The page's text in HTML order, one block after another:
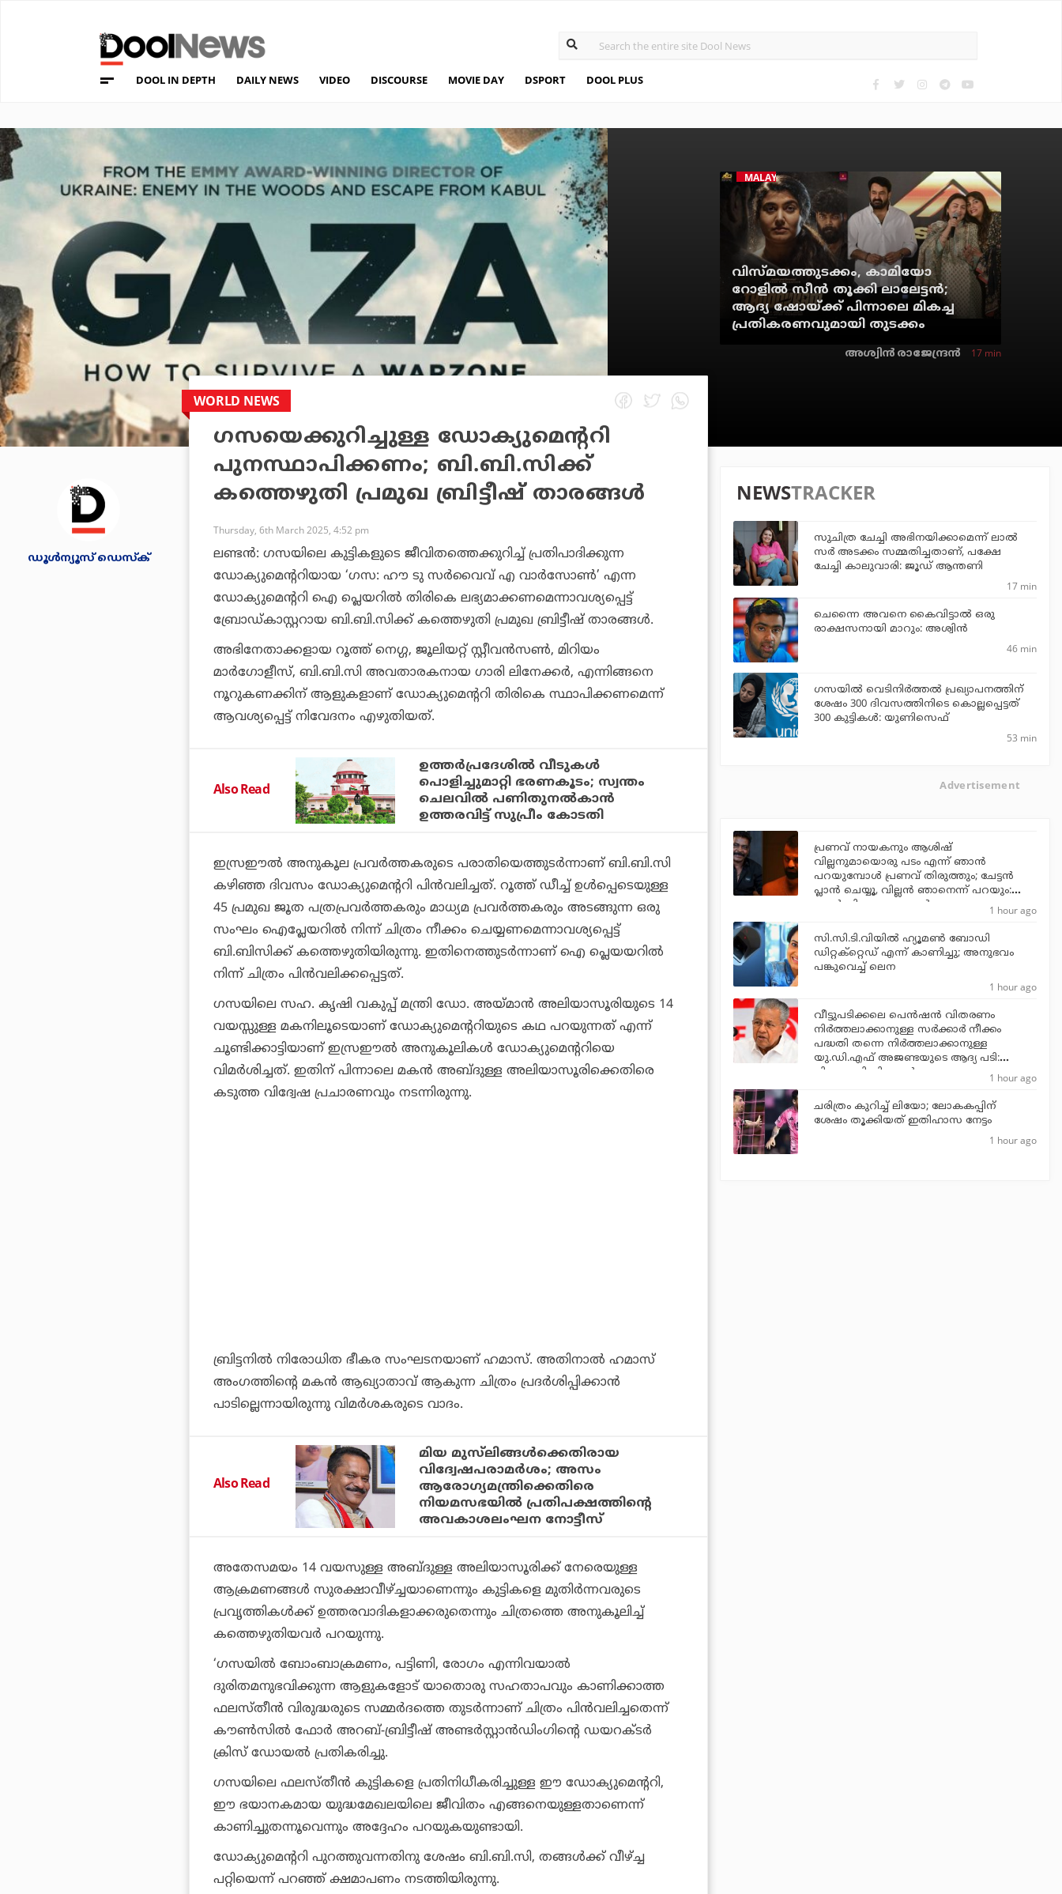
DOOL IN DEPTH DAILY NEWS VIDEO DISCOURSE MOVIE DAY DSPORT DOOL PLUS
MALAYALAM CINEMA
വിസ്മയത്തുടക്കം, കാമിയോ
റോളില്‍ സീന്‍ തൂക്കി ലാലേട്ടന്‍;
ആദ്യ ഷോയ്ക്ക് പിന്നാലെ മികച്ച
പ്രതികരണവുമായി തുടക്കം
അശ്വിന്‍ രാജേന്ദ്രന്‍ 17 min
ഡൂള്‍ന്യൂസ് ഡെസ്‌ക്
WORLD NEWS
ഗസയെക്കുറിച്ചുള്ള ഡോക്യുമെന്ററി
പുനസ്ഥാപിക്കണം; ബി.ബി.സിക്ക്
കത്തെഴുതി പ്രമുഖ ബ്രിട്ടീഷ് താരങ്ങള്‍
Thursday, 6th March 2025, 4:52 pm
ലണ്ടന്‍: ഗസയിലെ കുട്ടികളുടെ ജീവിതത്തെക്കുറിച്ച് പ്രതിപാദിക്കുന്ന
ഡോക്യുമെന്ററിയായ ‘ഗസ: ഹൗ ടു സര്‍വൈവ് എ വാര്‍സോണ്‍’ എന്ന
ഡോക്യുമെന്ററി ഐ പ്ലെയറില്‍ തിരികെ ലഭ്യമാക്കണമെന്നാവശ്യപ്പെട്ട്
ബ്രോഡ്കാസ്റ്ററായ ബി.ബി.സിക്ക് കത്തെഴുതി പ്രമുഖ ബ്രിട്ടീഷ് താരങ്ങള്‍.
അഭിനേതാക്കളായ റൂത്ത് നെഗ്ഗ, ജൂലിയറ്റ് സ്റ്റീവന്‍സണ്‍, മിറിയം
മാര്‍ഗോളീസ്, ബി.ബി.സി അവതാരകനായ ഗാരി ലിനേക്കര്‍, എന്നിങ്ങനെ
നൂറുകണക്കിന് ആളുകളാണ് ഡോക്യുമെന്ററി തിരികെ സ്ഥാപിക്കണമെന്ന്
ആവശ്യപ്പെട്ട് നിവേദനം എഴുതിയത്.
Also Read
ഉത്തര്‍പ്രദേശില്‍ വീടുകള്‍
പൊളിച്ചുമാറ്റി ഭരണകൂടം; സ്വന്തം
ചെലവില്‍ പണിതുനല്‍കാന്‍
ഉത്തരവിട്ട് സുപ്രീം കോടതി
ഇസ്രഈല്‍ അനുകൂല പ്രവര്‍ത്തകരുടെ പരാതിയെത്തുടര്‍ന്നാണ് ബി.ബി.സി
കഴിഞ്ഞ ദിവസം ഡോക്യുമെന്ററി പിന്‍വലിച്ചത്. റൂത്ത് ഡീച്ച് ഉള്‍പ്പെടെയുള്ള
45 പ്രമുഖ ജൂത പത്രപ്രവര്‍ത്തകരും മാധ്യമ പ്രവര്‍ത്തകരും അടങ്ങുന്ന ഒരു
സംഘം ഐപ്ലേയറില്‍ നിന്ന് ചിത്രം നീക്കം ചെയ്യണമെന്നാവശ്യപ്പെട്ട്
ബി.ബിസിക്ക് കത്തെഴുതിയിരുന്നു. ഇതിനെത്തുടര്‍ന്നാണ് ഐ പ്ലെയയറില്‍
നിന്ന് ചിത്രം പിന്‍വലിക്കപ്പെട്ടത്.
ഗസയിലെ സഹ. കൃഷി വകുപ്പ് മന്ത്രി ഡോ. അയ്മാന്‍ അലിയാസൂരിയുടെ 14
വയസ്സുള്ള മകനിലൂടെയാണ് ഡോക്യുമെന്ററിയുടെ കഥ പറയുന്നത് എന്ന്
ചൂണ്ടിക്കാട്ടിയാണ് ഇസ്രഈല്‍ അനുകൂലികള്‍ ഡോക്യുമെന്ററിയെ
വിമര്‍ശിച്ചത്. ഇതിന് പിന്നാലെ മകന്‍ അബ്ദുള്ള അലിയാസൂരിക്കെതിരെ
കടുത്ത വിദ്വേഷ പ്രചാരണവും നടന്നിരുന്നു.
ബ്രിട്ടനില്‍ നിരോധിത ഭീകര സംഘടനയാണ് ഹമാസ്. അതിനാല്‍ ഹമാസ്
അംഗത്തിന്റെ മകന്‍ ആഖ്യാതാവ് ആകുന്ന ചിത്രം പ്രദര്‍ശിപ്പിക്കാന്‍
പാടില്ലെന്നായിരുന്നു വിമര്‍ശകരുടെ വാദം.
Also Read
മിയ മുസ്‌ലിങ്ങൾക്കെതിരായ
വിദ്വേഷപരാമര്‍ശം; അസം
ആരോഗ്യമന്ത്രിക്കെതിരെ
നിയമസഭയില്‍ പ്രതിപക്ഷത്തിന്റെ
അവകാശലംഘന നോട്ടീസ്
അതേസമയം 14 വയസുള്ള അബ്ദുള്ള അലിയാസൂരിക്ക് നേരെയുള്ള
ആക്രമണങ്ങള്‍ സുരക്ഷാവീഴ്ച്ചയാണെന്നും കുട്ടികളെ മുതിര്‍ന്നവരുടെ
പ്രവൃത്തികള്‍ക്ക് ഉത്തരവാദികളാക്കരുതെന്നും ചിത്രത്തെ അനുകൂലിച്ച്
കത്തെഴുതിയവര്‍ പറയുന്നു.
‘ഗസയില്‍ ബോംബാക്രമണം, പട്ടിണി, രോഗം എന്നിവയാല്‍
ദുരിതമനുഭവിക്കുന്ന ആളുകളോട് യാതൊരു സഹതാപവും കാണിക്കാത്ത
ഫലസ്തീന്‍ വിരുദ്ധരുടെ സമ്മര്‍ദത്തെ തുടര്‍ന്നാണ് ചിത്രം പിന്‍വലിച്ചതെന്ന്
കൗണ്‍സില്‍ ഫോര്‍ അറബ്-ബ്രിട്ടീഷ് അണ്ടര്‍സ്റ്റാന്‍ഡിംഗിന്റെ ഡയറക്ടര്‍
ക്രിസ് ഡോയല്‍ പ്രതികരിച്ചു.
ഗസയിലെ ഫലസ്തീന്‍ കുട്ടികളെ പ്രതിനിധീകരിച്ചുള്ള ഈ ഡോക്യുമെന്ററി,
ഈ ഭയാനകമായ യുദ്ധമേഖലയിലെ ജീവിതം എങ്ങനെയുള്ളതാണെന്ന്
കാണിച്ചുതന്നൂവെന്നും അദ്ദേഹം പറയുകയുണ്ടായി.
ഡോക്യുമെന്ററി പുറത്തുവന്നതിനു ശേഷം ബി.ബി.സി, തങ്ങള്‍ക്ക് വീഴ്ച്ച
പറ്റിയെന്ന് പറഞ്ഞ് ക്ഷമാപണം നടത്തിയിരുന്നു.
NEWSTRACKER
സുചിത്ര ചേച്ചി അഭിനയിക്കാമെന്ന് ലാല്‍
സര്‍ അടക്കം സമ്മതിച്ചതാണ്, പക്ഷേ
ചേച്ചി കാലുവാരി: ജൂഡ് ആന്തണി
17 min
ചെന്നൈ അവനെ കൈവിട്ടാല്‍ ഒരു
രാക്ഷസനായി മാറും: അശ്വിന്‍
46 min
ഗസയില്‍ വെടിനിര്‍ത്തല്‍ പ്രഖ്യാപനത്തിന്
ശേഷം 300 ദിവസത്തിനിടെ കൊല്ലപ്പെട്ടത്
300 കുട്ടികള്‍: യുണിസെഫ്
53 min
Advertisement
പ്രണവ് നായകനും ആശിഷ്
വില്ലനുമായൊരു പടം എന്ന് ഞാന്‍
പറയുമ്പോള്‍ പ്രണവ് തിരുത്തും; ചേട്ടന്‍
പ്ലാന്‍ ചെയ്യൂ, വില്ലന്‍ ഞാനെന്ന് പറയും:
ആന്റണി പെരുമ്പാവൂര്‍
1 hour ago
സി.സി.ടി.വിയില്‍ ഹ്യൂമണ്‍ ബോഡി
ഡിറ്റക്‌റ്റെഡ് എന്ന് കാണിച്ചു; അനുഭവം
പങ്കുവെച്ച് ലെന
1 hour ago
വീട്ടുപടിക്കലെ പെന്‍ഷന്‍ വിതരണം
നിര്‍ത്തലാക്കാനുള്ള സര്‍ക്കാര്‍ നീക്കം
പദ്ധതി തന്നെ നിര്‍ത്തലാക്കാനുള്ള
യു.ഡി.എഫ് അജണ്ടയുടെ ആദ്യ പടി:
പിണറായി വിജയന്‍
1 hour ago
ചരിത്രം കുറിച്ച് ലിയോ; ലോകകപ്പിന്
ശേഷം തൂക്കിയത് ഇതിഹാസ നേട്ടം
1 hour ago